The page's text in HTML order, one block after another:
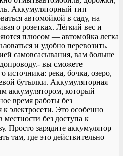
Аккумуляторный тип
автомойкой в саду, на
о розетках. Лёгкий вес и
плюсом — автомойка легка
и удобно перевозить.
самовсасывания, вам больше
вы сможете
источника: река, бочка, озеро,
бутылки. Аккумуляторная
аккумулятором, который
время работы без
электросети. Это особенно
местности без доступа к
Просто зарядите аккумулятор
там, где это действительно